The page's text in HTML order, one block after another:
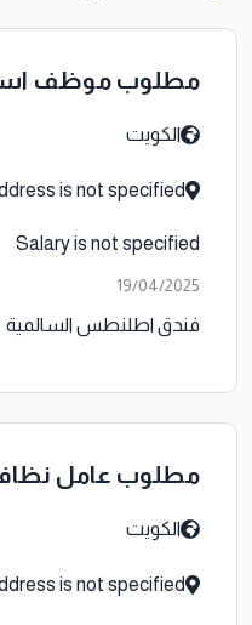
مطلوب موظف
الكويت
is not specified
Salary is not specified
19/04/2025
فندق اطلنطس السالمية
مطلوب عامل
الكويت
is not specified